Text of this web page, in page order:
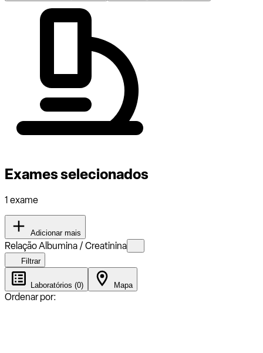
Exames selecionados
1 exame
Adicionar mais
Relação Albumina / Creatinina
Filtrar
Laboratórios (0) Mapa
Ordenar por: